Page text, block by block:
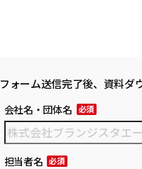
フォーム送信完了後、資料ダ
会社名・団体名
担当者名